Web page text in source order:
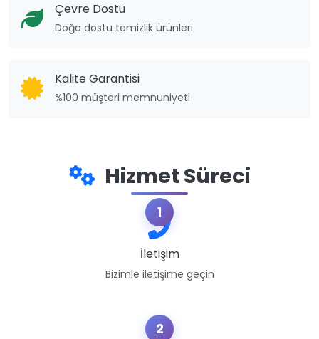
Çevre Dostu
Doğa dostu temizlik ürünleri
Kalite Garantisi
%100 müşteri memnuniyeti
Hizmet Süreci
1
İletişim
Bizimle iletişime geçin
2